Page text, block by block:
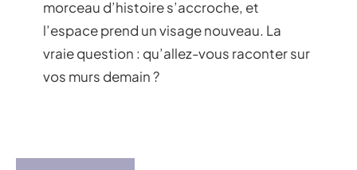
morceau d’histoire s’accroche, et
l’espace prend un visage nouveau. La
vraie question : qu’allez-vous raconter sur
vos murs demain ?